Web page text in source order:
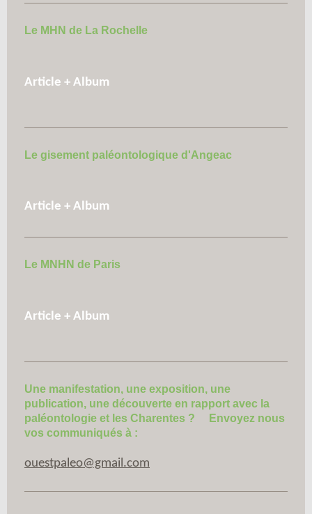
Le MHN de La Rochelle
Article + Album
Le gisement paléontologique d'Angeac
Article + Album
Le MNHN de Paris
Article + Album
Une manifestation, une exposition, une
publication, une découverte en rapport avec la
paléontologie et les Charentes ? Envoyez nous
vos communiqués à :
ouestpaleo@gmail.com